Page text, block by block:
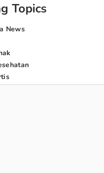
Topics
News